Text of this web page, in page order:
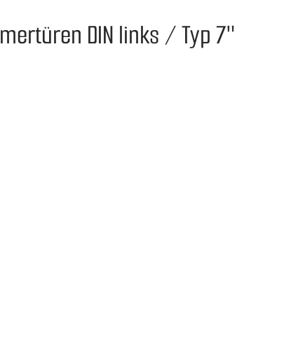
DIN links / Typ 7"